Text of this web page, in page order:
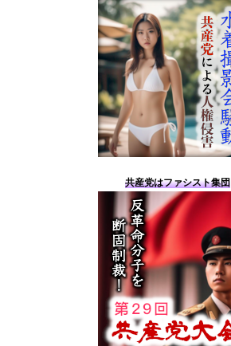
共産党はファシスト集団